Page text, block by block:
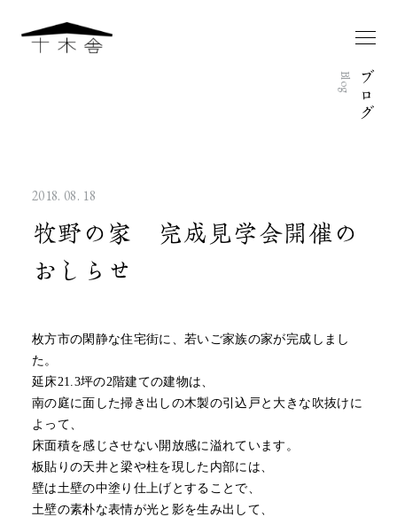
ブ
ロ
グ
Blog
2018. 08. 18
牧野の家 完成見学会開催の
おしらせ
枚方市の閑静な住宅街に、若いご家族の家が完成しまし
た。
延床21.3坪の2階建ての建物は、
南の庭に面した掃き出しの木製の引込戸と大きな吹抜けに
よって、
床面積を感じさせない開放感に溢れています。
板貼りの天井と梁や柱を現した内部には、
壁は土壁の中塗り仕上げとすることで、
土壁の素朴な表情が光と影を生み出して、